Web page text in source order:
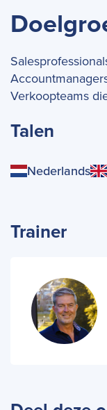
Verkoopteams
Talen
Nederlands
Trainer